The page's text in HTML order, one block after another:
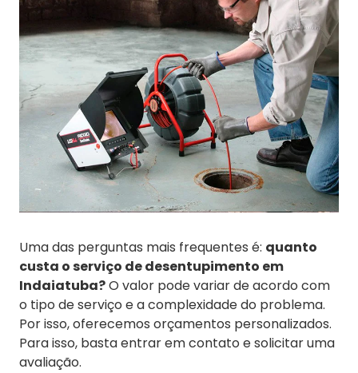
Uma das perguntas mais frequentes é: quanto
custa o serviço de desentupimento em
Indaiatuba?O valor pode variar de acordo com
o tipo de serviço e a complexidade do problema.
Por isso, oferecemos orçamentos personalizados.
Para isso, basta entrar em contato e solicitar uma
avaliação.